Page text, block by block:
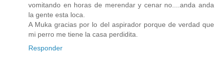
vomitando en horas de merendar y cenar no....anda anda
la gente esta loca.
A Muka gracias por lo del aspirador porque de verdad que
mi perro me tiene la casa perdidita.
Responder